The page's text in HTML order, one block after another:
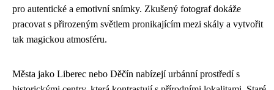
pro autentické a emotivní snímky. Zkušený fotograf dokáže
pracovat s přirozeným světlem pronikajícím mezi skály a vytvořit
tak magickou atmosféru.
Města jako Liberec nebo Děčín nabízejí urbánní prostředí s